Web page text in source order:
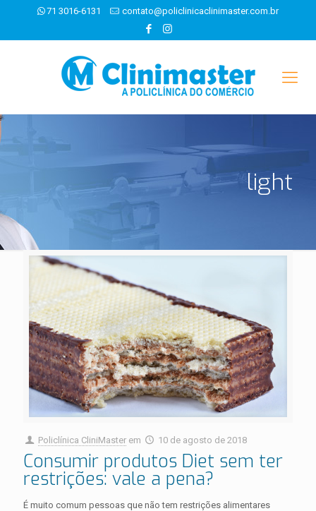
71 3016-6131 contato@policlinicaclinimaster.com.br
light
Policlínica CliniMaster em 10 de agosto de 2018
Consumir produtos Diet sem ter
restrições: vale a pena?
É muito comum pessoas que não tem restrições alimentares